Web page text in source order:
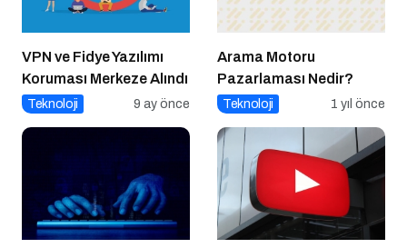
VPN ve Fidye Yazılımı
Koruması Merkeze Alındı
Teknoloji 9 ay önce
Arama Motoru
Pazarlaması Nedir?
Teknoloji 1 yıl önce